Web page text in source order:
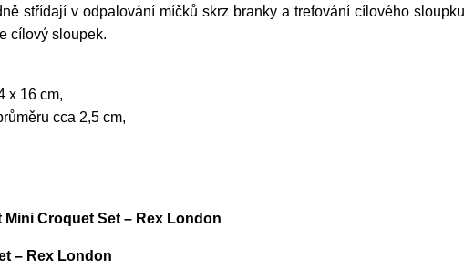
střídají v odpalování míčků skrz branky a trefování cílového
cílový sloupek.
x 16 cm,
cca 2,5 cm,
Croquet Set – Rex London
– Rex London